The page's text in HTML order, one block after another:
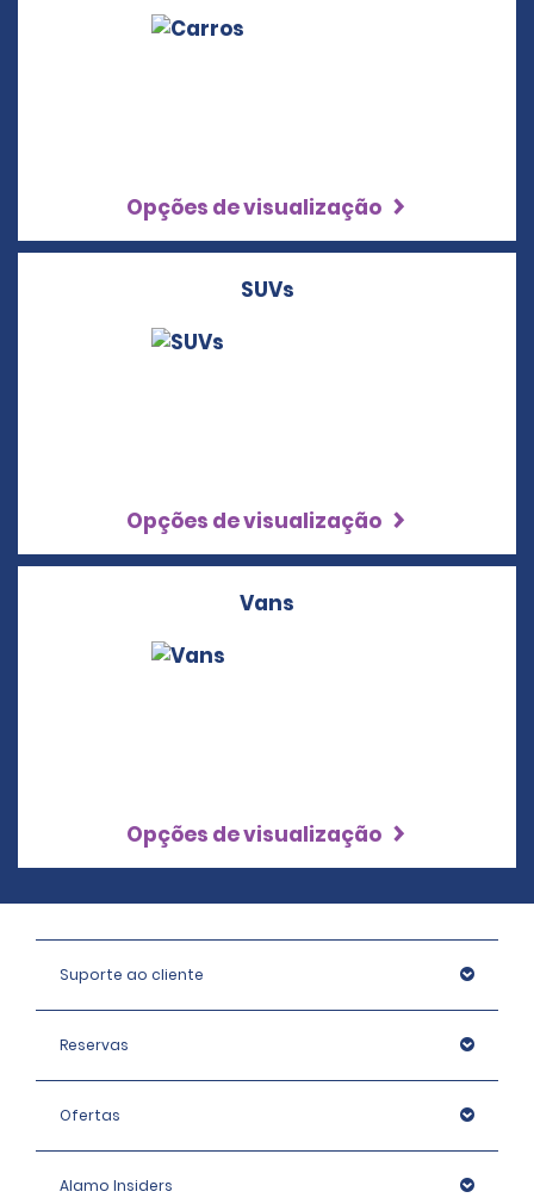
Opções de visualização
SUVs
Opções de visualização
Vans
Opções de visualização
Suporte ao cliente
Reservas
Ofertas
Alamo Insiders